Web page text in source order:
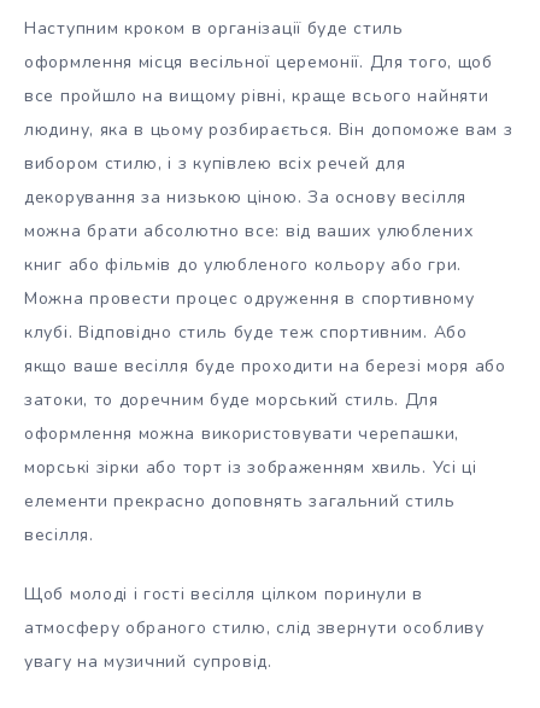
Наступним кроком в організації буде стиль
оформлення місця весільної церемонії. Для того, щоб
все пройшло на вищому рівні, краще всього найняти
людину, яка в цьому розбирається. Він допоможе вам з
вибором стилю, і з купівлею всіх речей для
декорування за низькою ціною. За основу весілля
можна брати абсолютно все: від ваших улюблених
книг або фільмів до улюбленого кольору або гри.
Можна провести процес одруження в спортивному
клубі. Відповідно стиль буде теж спортивним. Або
якщо ваше весілля буде проходити на березі моря або
затоки, то доречним буде морський стиль. Для
оформлення можна використовувати черепашки,
морські зірки або торт із зображенням хвиль. Усі ці
елементи прекрасно доповнять загальний стиль
весілля.
Щоб молоді і гості весілля цілком поринули в
атмосферу обраного стилю, слід звернути особливу
увагу на музичний супровід.